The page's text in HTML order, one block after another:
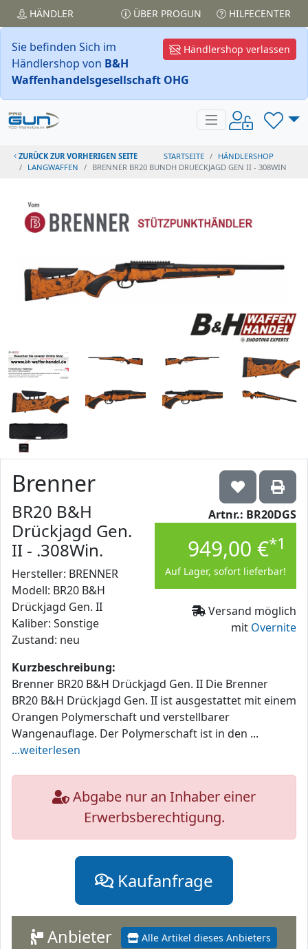
HÄNDLER ÜBER PROGUN HILFECENTER
Händlershop verlassen
Sie befinden Sich im
Händlershop von B&H
Waffenhandelsgesellschaft OHG
ZURÜCK ZUR VORHERIGEN SEITE STARTSEITE
HÄNDLERSHOP
LANGWAFFEN
BRENNER BR20 BUNDH DRUECKJAGD GEN II - 308WIN
Artnr.: BR20DGS
949,00 €*1
Auf Lager, sofort lieferbar!
Versand möglich
mit Overnite
Brenner
BR20 B&H
Drückjagd Gen.
II - .308Win.
Hersteller: BRENNER
Modell: BR20 B&H
Drückjagd Gen. II
Kaliber: Sonstige
Zustand: neu
Kurzbeschreibung:
Brenner BR20 B&H Drückjagd Gen. II Die Brenner
BR20 B&H Drückjagd Gen. II ist ausgestattet mit einem
Orangen Polymerschaft und verstellbarer
Wangenauflage. Der Polymerschaft ist in den ...
...weiterlesen
Abgabe nur an Inhaber einer
Erwerbsberechtigung.
Kaufanfrage
Alle Artikel dieses Anbieters
Anbieter